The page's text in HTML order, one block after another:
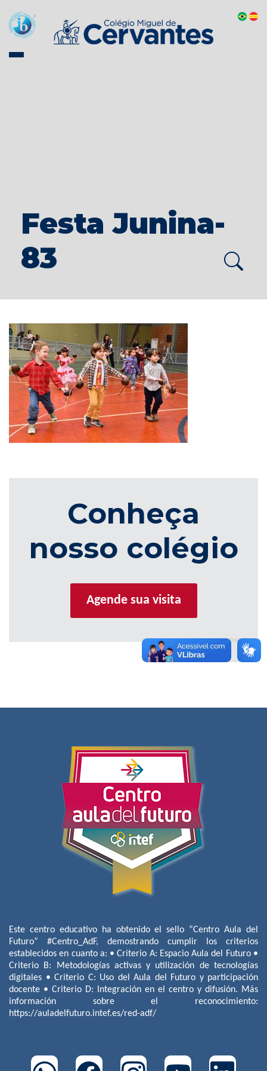
Festa Junina-
83
Conheça
nosso colégio
Agende sua visita
Este centro educativo ha obtenido el sello “Centro Aula del
Futuro” #Centro_AdF, demostrando cumplir los criterios
establecidos en cuanto a: • Criterio A: Espacio Aula del Futuro •
Criterio B: Metodologías activas y utilización de tecnologías
digitales • Criterio C: Uso del Aula del Futuro y participación
docente • Criterio D: Integración en el centro y difusión. Más
información sobre el reconocimiento:
https://auladelfuturo.intef.es/red-adf/